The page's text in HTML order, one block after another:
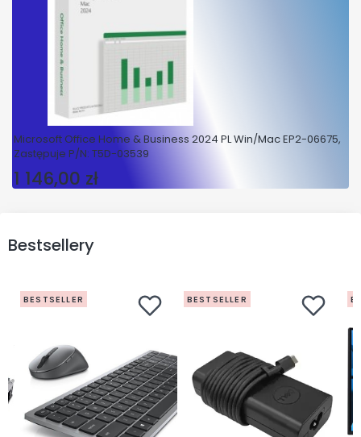
Microsoft Office Home & Business 2024 PL Win/Mac EP2-06675,
Zastępuje P/N: T5D-03539
Cena
1 146,00 zł
Bestsellery
BESTSELLER BESTSELLER